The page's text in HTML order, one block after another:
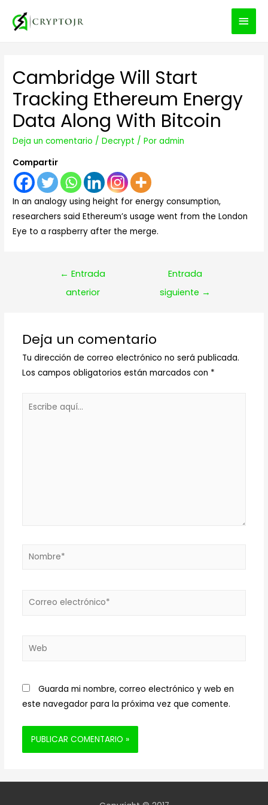
Cambridge Will Start
Tracking Ethereum Energy
Data Along With Bitcoin
Deja un comentario /Decrypt / Poradmin
Compartir
In an analogy using height for energy consumption,
researchers said Ethereum’s usage went from the London
Eye to a raspberry after the merge.
Navegación
← Entrada
anterior
Entrada
siguiente →
Deja un comentario
Tu dirección de correo electrónico no será publicada.
Los campos obligatorios están marcados con *
Nombre*
Correo
Web
Guarda mi nombre, correo electrónico y web en
este navegador para la próxima vez que comente.